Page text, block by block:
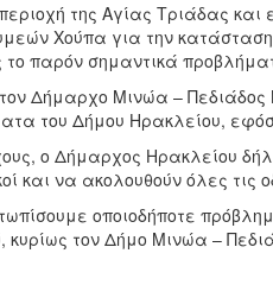
της Αγίας Τριάδας
Χούπα για την
το παρόν σημαντικά
Δήμαρχο Μινώα –
του Δήμου Ηρακλείου,
ο Δήμαρχος Ηρακλείου
και να ακολουθούν όλες τις
οποιοδήποτε
κυρίως τον Δήμο Μινώα –